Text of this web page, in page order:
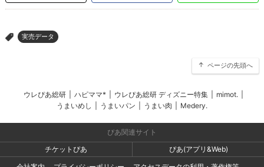
> 実売データ
ページの先頭へ
ウレぴあ総研 ハピママ* ウレぴあ総研 ディズニー特集 mimot.
うまいめし
うまいパン うまい肉 Medery.
ぴあ関連サイト
チケットぴあ
ぴあ(アプリ&Web)